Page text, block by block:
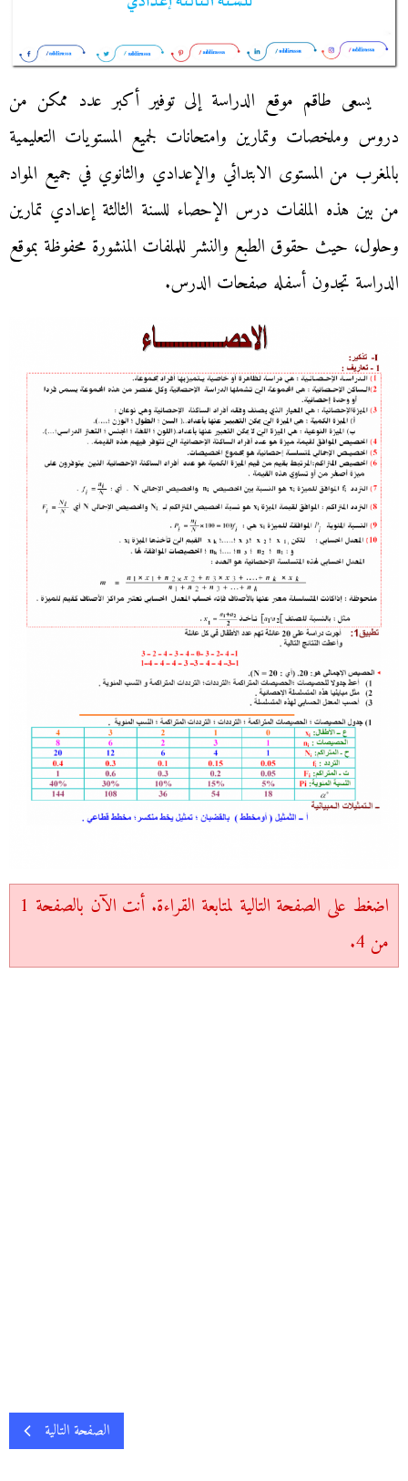
يسعى طاقم موقع الدراسة إلى توفير أكبر عدد ممكن من
دروس وملخصات وتمارين وامتحانات لجميع المستويات التعليمية
بالمغرب من المستوى الابتدائي والإعدادي والثانوي في جميع المواد
من بين هذه الملفات درس الإحصاء للسنة الثالثة إعدادي تمارين
وحلول، حيث حقوق الطبع والنشر للملفات المنشورة محفوظة بموقع
الدراسة تجدون أسفله صفحات الدرس.
اضغط على الصفحة التالية لمتابعة القراءة. أنت الآن بالصفحة 1
من 4.
الصفحة التالية